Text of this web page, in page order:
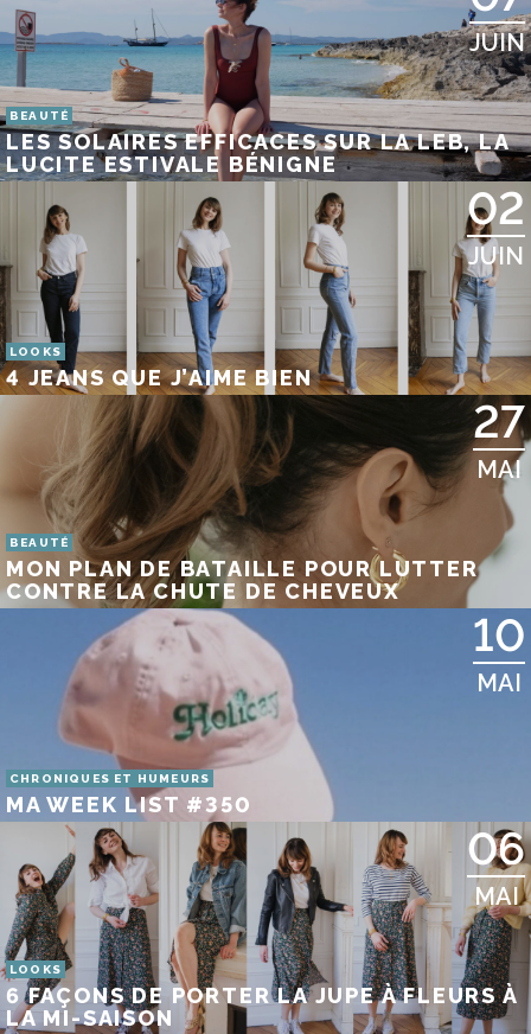
JUIN
BEAUTÉ
LES SOLAIRES EFFICACES SUR LA LEB, LA
LUCITE ESTIVALE BÉNIGNE
02
JUIN
LOOKS
4 JEANS QUE J’AIME BIEN
27
MAI
BEAUTÉ
MON PLAN DE BATAILLE POUR LUTTER
CONTRE LA CHUTE DE CHEVEUX
10
MAI
CHRONIQUES ET HUMEURS
MA WEEK LIST #350
06
MAI
LOOKS
6 FAÇONS DE PORTER LA JUPE À FLEURS À
LA MI-SAISON